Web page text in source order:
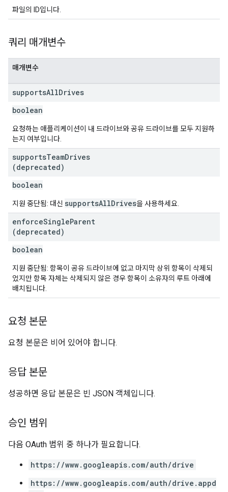
파일의 ID입니다.
쿼리 매개변수
매개변수
supportsAllDrives
boolean
요청하는 애플리케이션이 내 드라이브와 공유 드라이브를 모두 지원하
는지 여부입니다.
supportsTeamDrives
(deprecated)
boolean
지원 중단됨: 대신 supportsAllDrives을 사용하세요.
enforceSingleParent
(deprecated)
boolean
지원 중단됨: 항목이 공유 드라이브에 없고 마지막 상위 항목이 삭제되
었지만 항목 자체는 삭제되지 않은 경우 항목이 소유자의 루트 아래에
배치됩니다.
요청 본문
요청 본문은 비어 있어야 합니다.
응답 본문
성공하면 응답 본문은 빈 JSON 객체입니다.
승인 범위
다음 OAuth 범위 중 하나가 필요합니다.
https://www.googleapis.com/auth/drive
https://www.googleapis.com/auth/drive.appd